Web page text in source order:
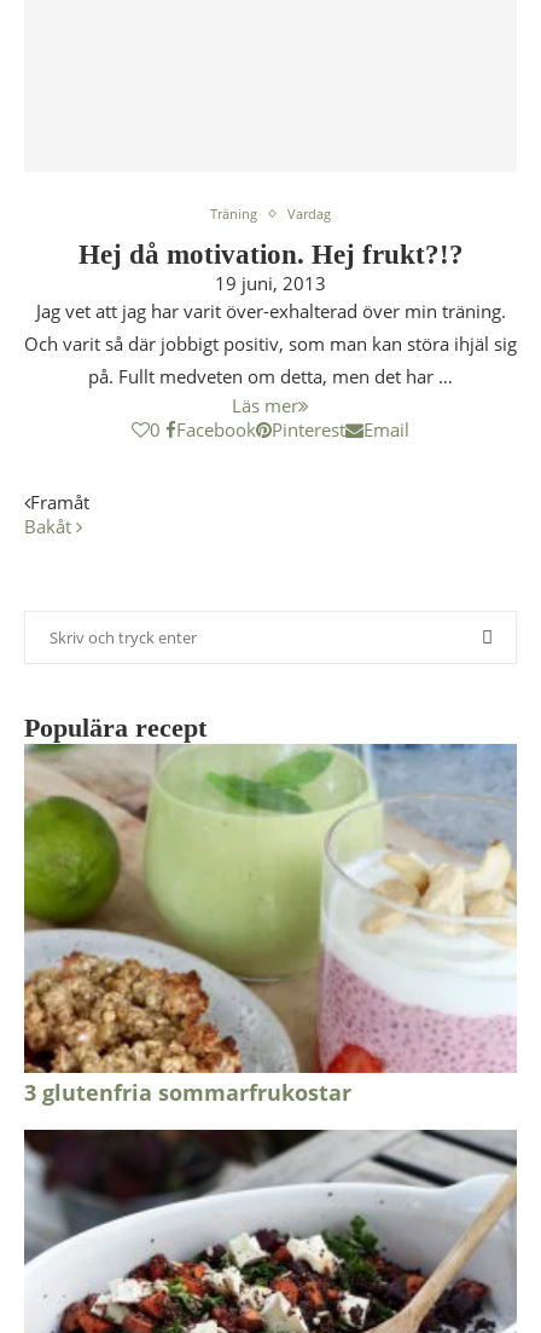
Träning Vardag
Hej då motivation. Hej frukt?!?
19 juni, 2013
Jag vet att jag har varit över-exhalterad över min träning.
Och varit så där jobbigt positiv, som man kan störa ihjäl sig
på. Fullt medveten om detta, men det har …
Läs mer
0
Facebook Pinterest Email
Framåt
Bakåt
Populära recept
3 glutenfria sommarfrukostar